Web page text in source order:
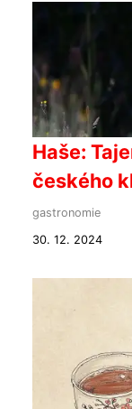
Haše:
českého
gastronomie
30. 12. 2024